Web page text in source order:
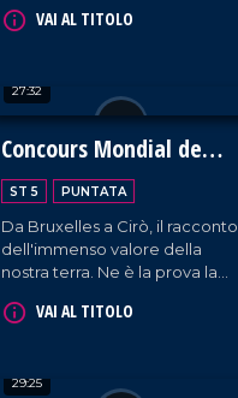
interviste formative,
VAI AL TITOLO
27:32
Concours Mondial de
Bruxelles
ST 5 PUNTATA
Da Bruxelles a Cirò, il racconto
dell'immenso valore della
nostra terra. Ne è la prova la
del "Concours Mondial de
visto la partecipazione di 20
VAI AL TITOLO
29:25